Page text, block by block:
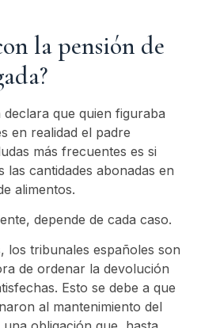
la pensión de
que quien figuraba
en realidad el padre
más frecuentes es si
las cantidades abonadas en
alimentos.
depende de cada caso.
los tribunales españoles son
de ordenar la devolución
Esto se debe a que
al mantenimiento del